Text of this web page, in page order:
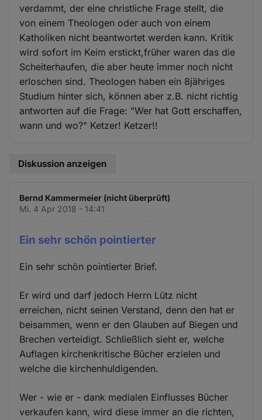
verdammt, der eine christliche Frage stellt, die
von einem Theologen oder auch von einem
Katholiken nicht beantwortet werden kann. Kritik
wird sofort im Keim erstickt,früher waren das die
Scheiterhaufen, die aber heute immer noch nicht
erloschen sind. Theologen haben ein 8jähriges
Studium hinter sich, können aber z.B. nicht richtig
antworten auf die Frage: "Wer hat Gott erschaffen,
wann und wo?" Ketzer! Ketzer!!
Diskussion anzeigen
Bernd Kammermeier (nicht überprüft)
Mi. 4 Apr 2018 - 14:41
Ein sehr schön pointierter
Ein sehr schön pointierter Brief.
Er wird und darf jedoch Herrn Lütz nicht
erreichen, nicht seinen Verstand, denn den hat er
beisammen, wenn er den Glauben auf Biegen und
Brechen verteidigt. Schließlich sieht er, welche
Auflagen kirchenkritische Bücher erzielen und
welche die kirchenhuldigenden.
Wer - wie er - dank medialen Einflusses Bücher
verkaufen kann, wird diese immer an die richten,